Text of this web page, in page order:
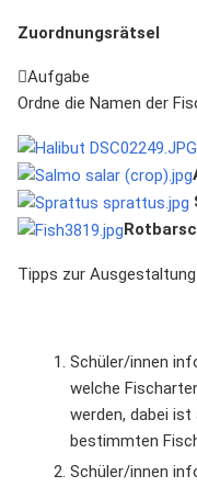
Zuordnungsrätsel
Aufgabe
Ordne die Namen der
Tipps zur
Schüler/innen
welche
werden, dabei
bestimmten
Schüler/innen